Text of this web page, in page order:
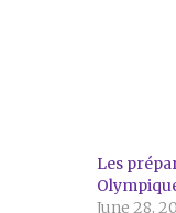
Les
June 28,